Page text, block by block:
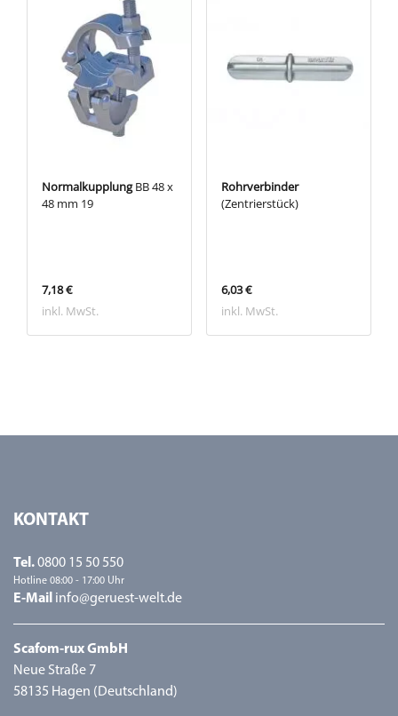
NormalkupplungBB 48 x
48 mm 19
7,18 €
inkl. MwSt.
Rohrverbinder
(Zentrierstück)
6,03 €
inkl. MwSt.
KONTAKT
Tel.0800 15 50 550
Hotline 08:00 - 17:00 Uhr
E-Mail info@geruest-welt.de
Scafom-rux GmbH
Neue Straße 7
58135 Hagen (Deutschland)